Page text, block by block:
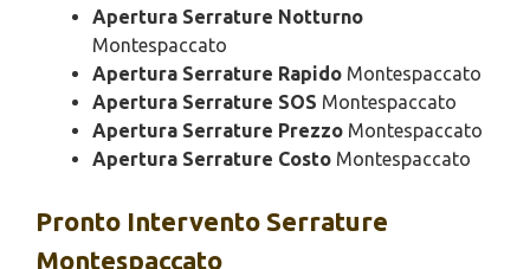
Apertura Serrature Notturno
Montespaccato
Apertura Serrature Rapido Montespaccato
Apertura Serrature SOS Montespaccato
Apertura Serrature Prezzo Montespaccato
Apertura Serrature Costo Montespaccato
Pronto Intervento Serrature
Montespaccato